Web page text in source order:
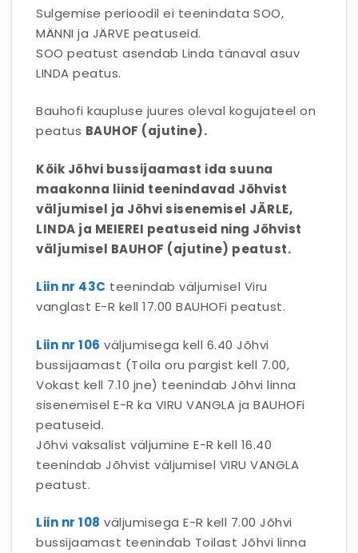
Sulgemise perioodil ei teenindata SOO,
MÄNNI ja JÄRVE peatuseid.
SOO peatust asendab Linda tänaval asuv
LINDA peatus.
Bauhofi kaupluse juures oleval kogujateel on
peatus BAUHOF (ajutine).
Kõik Jõhvi bussijaamast ida suuna
maakonna liinid teenindavad Jõhvist
väljumisel ja Jõhvi sisenemisel JÄRLE,
LINDA ja MEIEREI peatuseid ning Jõhvist
väljumisel BAUHOF (ajutine) peatust.
Liin nr 43C teenindab väljumisel Viru
vanglast E-R kell 17.00 BAUHOFi peatust.
Liin nr 106 väljumisega kell 6.40 Jõhvi
bussijaamast (Toila oru pargist kell 7.00,
Vokast kell 7.10 jne) teenindab Jõhvi linna
sisenemisel E-R ka VIRU VANGLA ja BAUHOFi
peatuseid.
Jõhvi vaksalist väljumine E-R kell 16.40
teenindab Jõhvist väljumisel VIRU VANGLA
peatust.
Liin nr 108 väljumisega E-R kell 7.00 Jõhvi
bussijaamast teenindab Toilast Jõhvi linna